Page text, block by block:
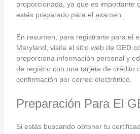
proporcionada, ya que es importante
estés preparado para el examen.
En resumen, para registrarte para el
Maryland, visita el sitio web de
proporciona información personal y
de registro con una tarjeta de crédito
confirmación por correo electrónico.
Preparación Para El
Si estás buscando obtener tu